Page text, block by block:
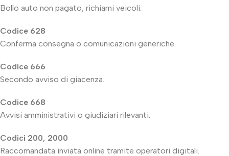
Bollo auto non pagato, richiami veicoli.
Codice 628
Conferma consegna o comunicazioni generiche.
Codice 666
Secondo avviso di giacenza.
Codice 668
Avvisi amministrativi o giudiziari rilevanti.
Codici 200, 2000
Raccomandata inviata online tramite operatori digitali.